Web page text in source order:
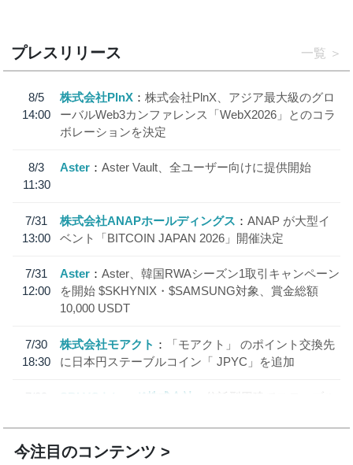
プレスリリース 一覧
8/5
14:00
株式会社PlnX
株式会社PlnX、アジア最大級のグロ
ーバルWeb3カンファレンス「WebX2026」とのコラ
ボレーションを決定
8/3
11:30
Aster Aster Vault、全ユーザー向けに提供開始
7/31
13:00
株式会社ANAPホールディングス
ANAP が大型イ
ベント「BITCOIN JAPAN 2026」開催決定
7/31
12:00
Aster
Aster、韓国RWAシーズン1取引キャンペーン
を開始 $SKHYNIX・$SAMSUNG対象、賞金総額
10,000 USDT
7/30
18:30
株式会社モアクト
「モアクト」 のポイント交換先
に日本円ステーブルコイン「 JPYC」を追加
7/29
SBI VCトレード株式会社
信託型円建てステーブル
今注目のコンテンツ